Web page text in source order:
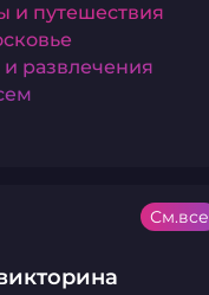
и путешествия
развлечения
См.все